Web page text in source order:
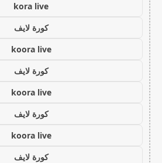
kora live
كورة لايف
koora live
كورة لايف
koora live
كورة لايف
koora live
كورة لايف